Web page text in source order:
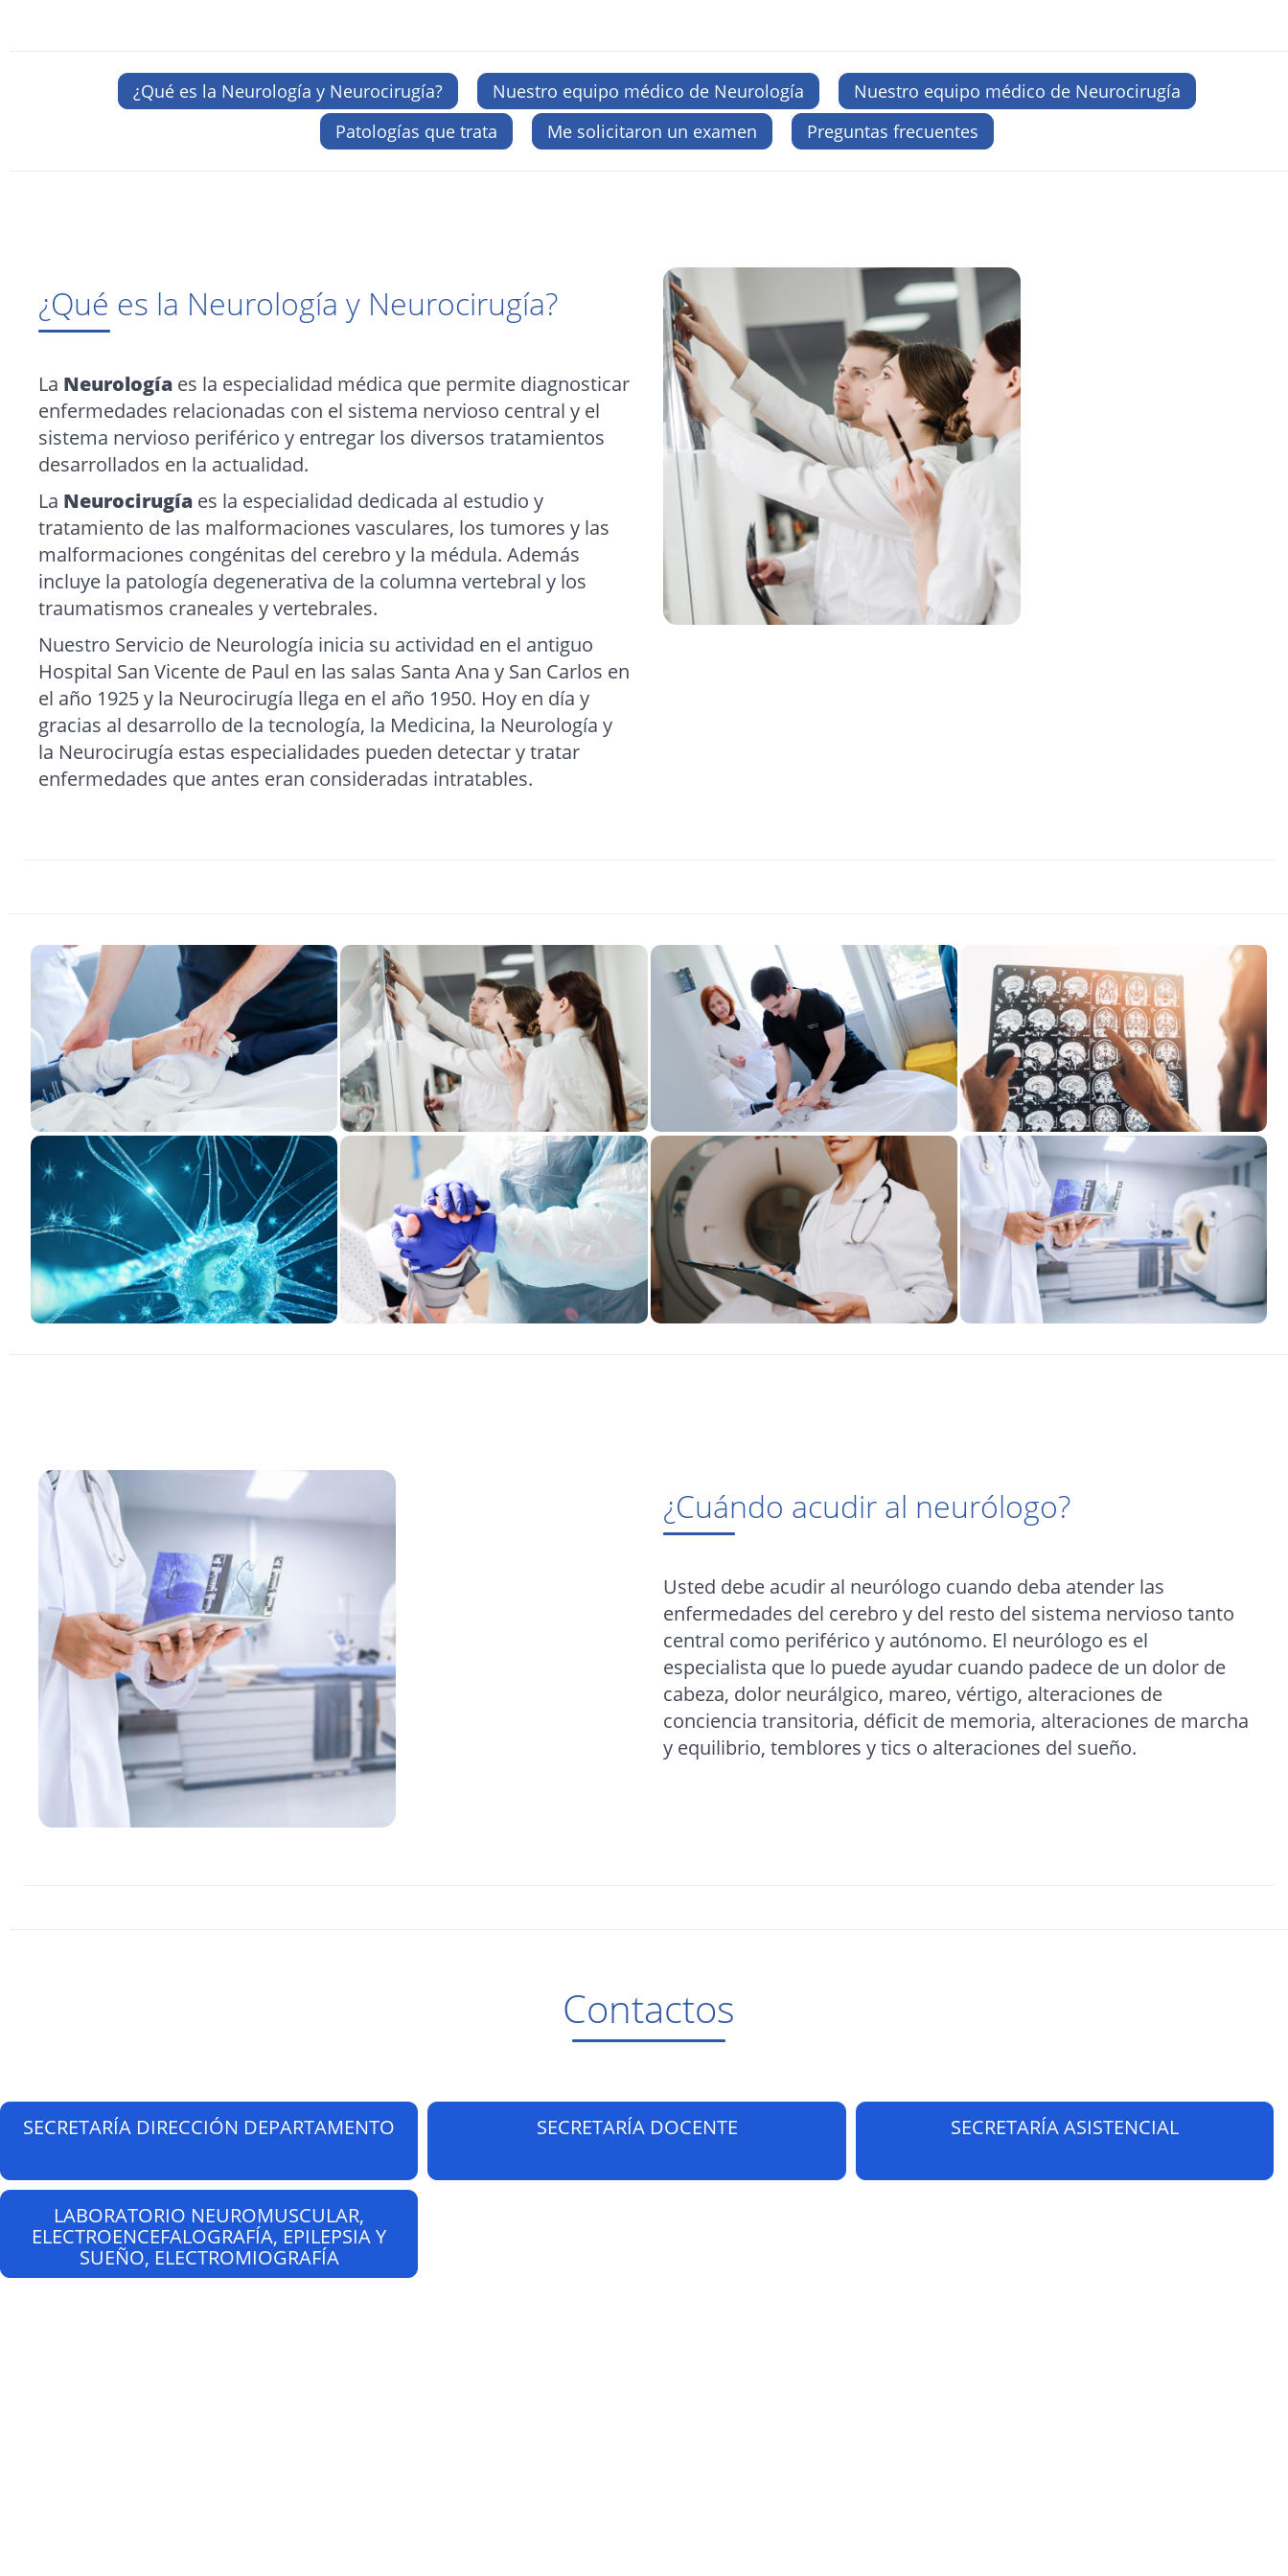
¿Qué es la Neurología y Neurocirugía? Nuestro equipo médico de Neurología
Nuestro equipo médico de Neurocirugía
Patologías que trata
Me solicitaron un examen Preguntas frecuentes
¿Qué es la Neurología y Neurocirugía?
La Neurología es la especialidad médica que permite diagnosticar
enfermedades relacionadas con el sistema nervioso central y el
sistema nervioso periférico y entregar los diversos tratamientos
desarrollados en la actualidad.
La Neurocirugía es la especialidad dedicada al estudio y
tratamiento de las malformaciones vasculares, los tumores y las
malformaciones congénitas del cerebro y la médula. Además
incluye la patología degenerativa de la columna vertebral y los
traumatismos craneales y vertebrales.
Nuestro Servicio de Neurología inicia su actividad en el antiguo
Hospital San Vicente de Paul en las salas Santa Ana y San Carlos en
el año 1925 y la Neurocirugía llega en el año 1950. Hoy en día y
gracias al desarrollo de la tecnología, la Medicina, la Neurología y
la Neurocirugía estas especialidades pueden detectar y tratar
enfermedades que antes eran consideradas intratables.
¿Cuándo acudir al neurólogo?
Usted debe acudir al neurólogo cuando deba atender las
enfermedades del cerebro y del resto del sistema nervioso tanto
central como periférico y autónomo. El neurólogo es el
especialista que lo puede ayudar cuando padece de un dolor de
cabeza, dolor neurálgico, mareo, vértigo, alteraciones de
conciencia transitoria, déficit de memoria, alteraciones de marcha
y equilibrio, temblores y tics o alteraciones del sueño.
Contactos
SECRETARÍA DIRECCIÓN DEPARTAMENTO SECRETARÍA DOCENTE SECRETARÍA ASISTENCIAL
LABORATORIO NEUROMUSCULAR,
ELECTROENCEFALOGRAFÍA, EPILEPSIA Y
SUEÑO, ELECTROMIOGRAFÍA